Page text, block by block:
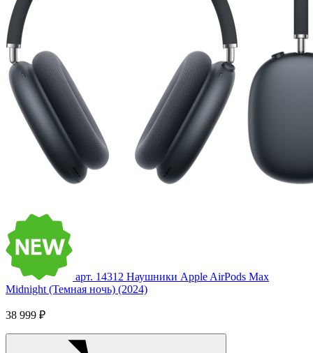
арт. 14312 Наушники Apple AirPods Max
Midnight (Темная ночь) (2024)
38 999 ₽